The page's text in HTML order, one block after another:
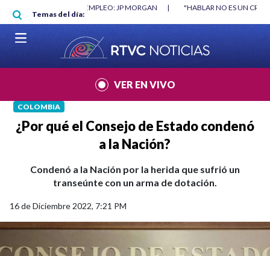
Pasar al contenido principal
Temas del día:
MÍNIMO NO DESTRUYÓ EMPLEO: JP MORGAN |
"HABLAR NO ES UN
MUNDIAL 2026
|
VER EN VIVO
COLOMBIA
¿Por qué el Consejo de Estado condenó
a la Nación?
Condenó a la Nación por la herida que sufrió un
transeúnte con un arma de dotación.
16 de Diciembre 2022, 7:21 PM